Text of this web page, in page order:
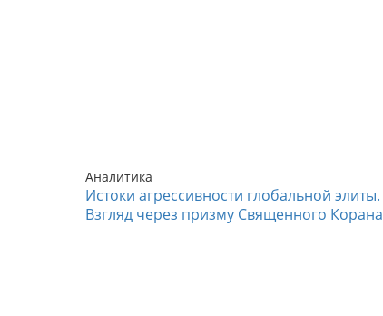
Аналитика
Истоки агрессивности глобальной элиты.
Взгляд через призму Священного Корана